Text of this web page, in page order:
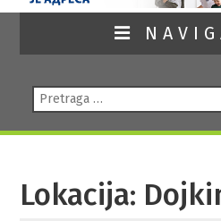
Pretraga:
Lokacija: